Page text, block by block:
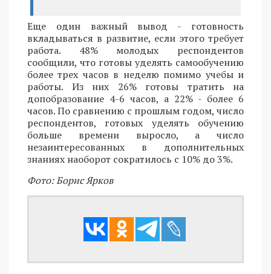
Еще один важный вывод - готовность
вкладываться в развитие, если этого требует
работа. 48% молодых респондентов
сообщили, что готовы уделять самообучению
более трех часов в неделю помимо учебы и
работы. Из них 26% готовы тратить на
допобразование 4-6 часов, а 22% - более 6
часов. По сравнению с прошлым годом, число
респондентов, готовых уделять обучению
больше времени выросло, а число
незаинтересованных в дополнительных
знаниях наоборот сократилось с 10% до 3%.
Фото: Борис Ярков